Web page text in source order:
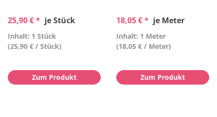
25,90 € * je Stück
Inhalt: 1 Stück
(25,90 € / Stück)
Zum Produkt
18,05 € * je Meter
Inhalt: 1 Meter
(18,05 € / Meter)
Zum Produkt